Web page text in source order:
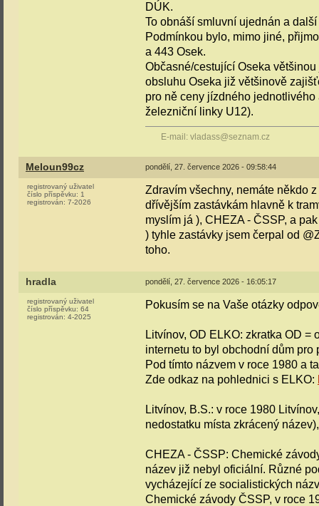
DÚK.
To obnáší smluvní ujednán a
Podmínkou bylo, mimo jiné,
a 443 Osek.
Občasné/cestující Oseka
obsluhu Oseka již většinově
pro ně ceny jízdného
železniční linky U12).
E-mail: vladass@seznam.cz
Meloun99cz pondělí, 27. července 2026 - 09:58:44
registrovaný uživatel
číslo příspěvku: 1
registrován: 7-2026
Zdravím všechny, nemáte někdo
dřívějším zastávkám hlavně k
myslím já ), CHEZA - ČSSP, a
) tyhle zastávky jsem čerpal od
toho.
hradla pondělí, 27. července 2026 - 16:05:17
registrovaný uživatel
číslo příspěvku: 64
registrován: 4-2025
Pokusím se na Vaše otázky
Litvínov, OD ELKO: zkratka OD
internetu to byl obchodní dům pro
Pod tímto názvem v roce 1980 a
Zde odkaz na pohlednici s ELKO:
Litvínov, B.S.: v roce 1980
nedostatku místa zkrácený
CHEZA - ČSSP: Chemické
název již nebyl oficiální. Různé
vycházející ze socialistických
Chemické závody ČSSP, v roce